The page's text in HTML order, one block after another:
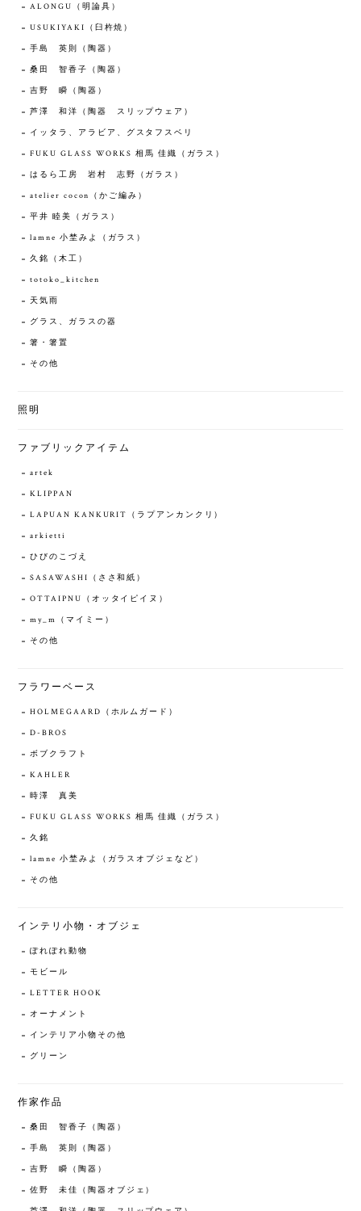
ALONGU（明論具）
USUKIYAKI（臼杵焼）
手島 英則（陶器）
桑田 智香子（陶器）
吉野 瞬（陶器）
芦澤 和洋（陶器 スリップウェア）
イッタラ、アラビア、グスタフスベリ
FUKU GLASS WORKS 相馬 佳織（ガラス）
はるら工房 岩村 志野（ガラス）
atelier cocon（かご編み）
平井 睦美（ガラス）
lamne 小埜みよ（ガラス）
久銘（木工）
totoko_kitchen
天気雨
グラス、ガラスの器
箸・箸置
その他
照明
ファブリックアイテム
artek
KLIPPAN
LAPUAN KANKURIT（ラプアンカンクリ）
arkietti
ひびのこづえ
SASAWASHI（ささ和紙）
OTTAIPNU（オッタイピイヌ）
my_m（マイミー）
その他
フラワーベース
HOLMEGAARD（ホルムガード）
D-BROS
ボブクラフト
KAHLER
時澤 真美
FUKU GLASS WORKS 相馬 佳織（ガラス）
久銘
lamne 小埜みよ（ガラスオブジェなど）
その他
インテリ小物・オブジェ
ぽれぽれ動物
モビール
LETTER HOOK
オーナメント
インテリア小物その他
グリーン
作家作品
桑田 智香子（陶器）
手島 英則（陶器）
吉野 瞬（陶器）
佐野 未佳（陶器オブジェ）